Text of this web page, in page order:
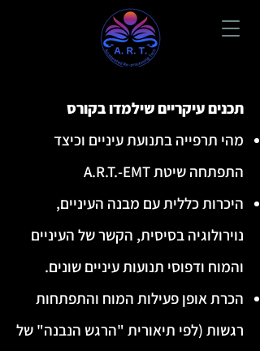
תכנים עיקריים שילמדו בקורס
מהי תרפייה בתנועת עיניים וכיצד
התפתחה שיטת A.R.T.-EMT
היכרות כללית עם מבנה העיניים,
נוירולוגיה בסיסית, הקשר של העיניים
והמוח ודפוסי תנועות עיניים שונים.
הכרת אופן פעילות המוח והתפתחות
רגשות (לפי תיאורית "הרגש הנבנה" של